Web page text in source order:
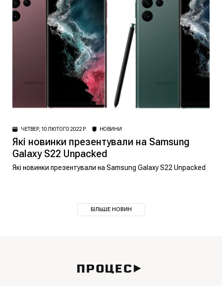
ЧЕТВЕР, 10 ЛЮТОГО 2022 Р. НОВИНИ
Які новинки презентували на Samsung
Galaxy S22 Unpacked
Які новинки презентували на Samsung Galaxy S22 Unpacked
БІЛЬШЕ НОВИН